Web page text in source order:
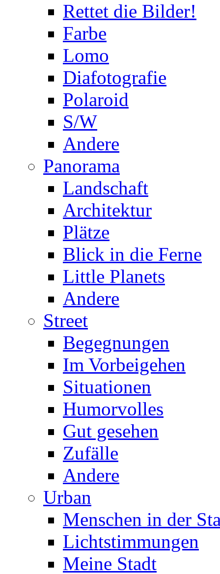
Rettet die Bilder!
Farbe
Lomo
Diafotografie
Polaroid
S/W
Andere
Panorama
Landschaft
Architektur
Plätze
Blick in die Ferne
Little Planets
Andere
Street
Begegnungen
Im Vorbeigehen
Situationen
Humorvolles
Gut gesehen
Zufälle
Andere
Urban
Menschen in der
Lichtstimmungen
Meine Stadt